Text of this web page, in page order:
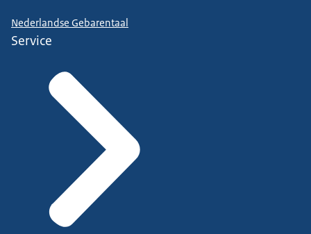
Nederlandse Gebarentaal
Service